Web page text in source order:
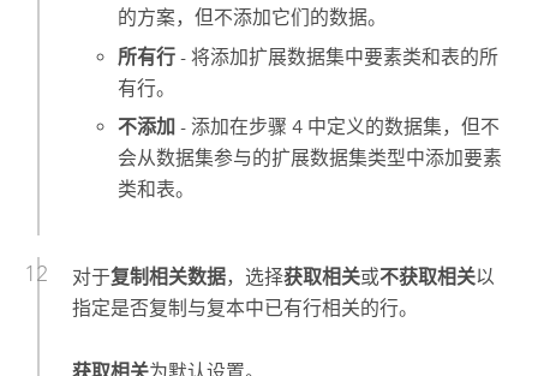
的方案，但不添加它们的数据。
所有行 - 将添加扩展数据集中要素类和表的所
有行。
不添加 - 添加在步骤 4 中定义的数据集，但不
会从数据集参与的扩展数据集类型中添加要素
类和表。
对于复制相关数据，选择获取相关或不获取相关以
指定是否复制与复本中已有行相关的行。
获取相关为默认设置。